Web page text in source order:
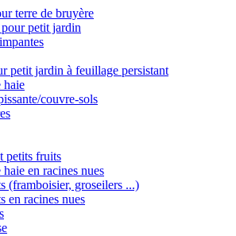
terre de bruyère
petit jardin
petit jardin à feuillage persistant
haie
couvre-sols
petits fruits
haie en racines nues
(framboisier, groseilers ...)
en racines nues